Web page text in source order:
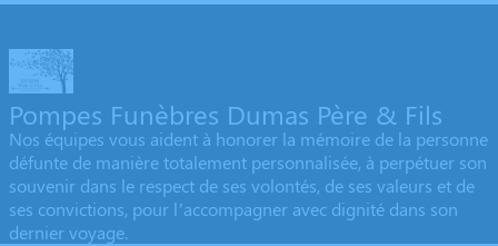
Pompes Funèbres Dumas Père & Fils
Nos équipes vous aident à honorer la mémoire de la personne
défunte de manière totalement personnalisée, à perpétuer son
souvenir dans le respect de ses volontés, de ses valeurs et de
ses convictions, pour l’accompagner avec dignité dans son
dernier voyage.